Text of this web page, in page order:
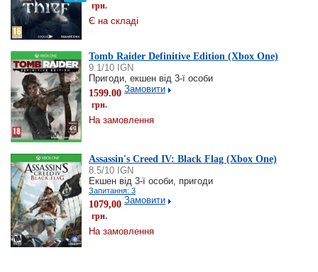
грн.
Є на складі
Tomb Raider Definitive Edition (Xbox One)
9.1/10 IGN
Пригоди, екшен від 3-ї особи
1599.00
грн.
Замовити
На замовлення
Assassin's Creed IV: Black Flag (Xbox One)
8.5/10 IGN
Екшен від 3-ї особи, пригоди
Запитання: 3
1079,00
грн.
Замовити
На замовлення